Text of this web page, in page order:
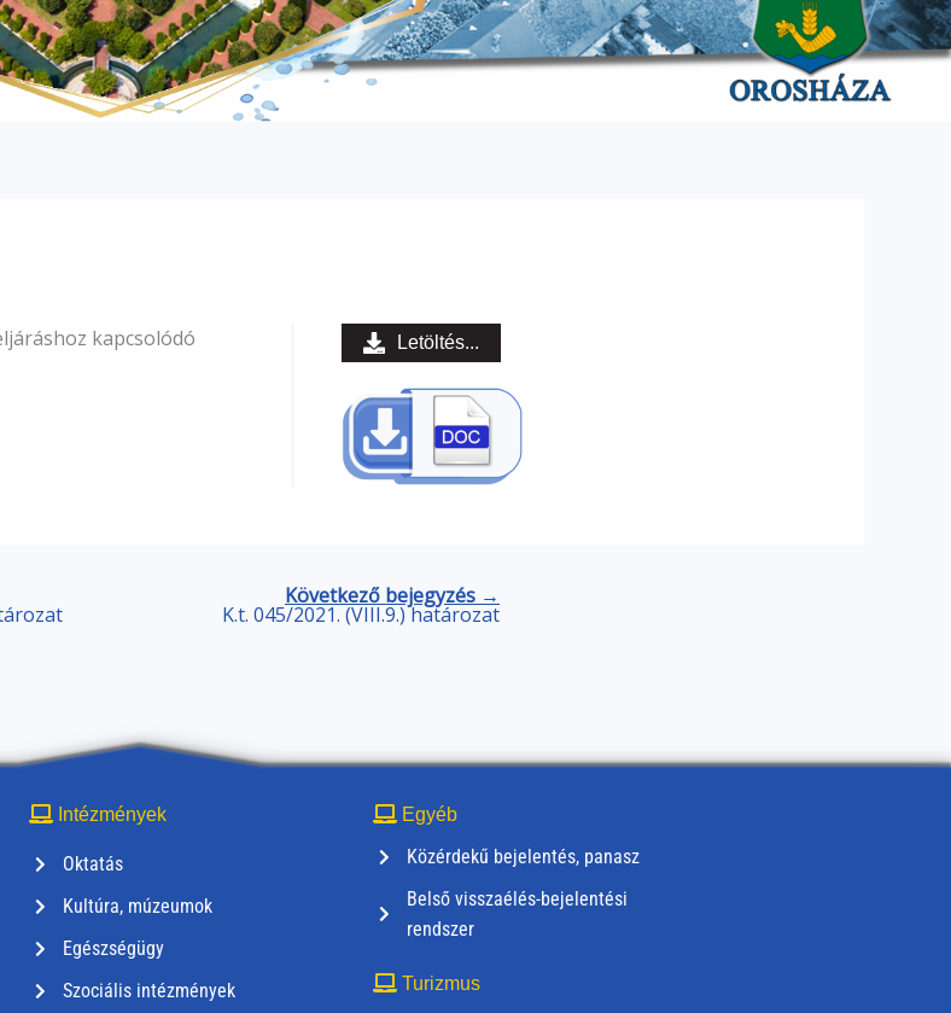
kapcsolódó
Letöltés...
Következő bejegyzés →
K.t. 045/2021. (VIII.9.) határozat
Intézmények
Oktatás
Kultúra, múzeumok
Egészségügy
Szociális intézmények
Egyéb
Közérdekű bejelentés, panasz
Belső visszaélés-bejelentési
rendszer
Turizmus